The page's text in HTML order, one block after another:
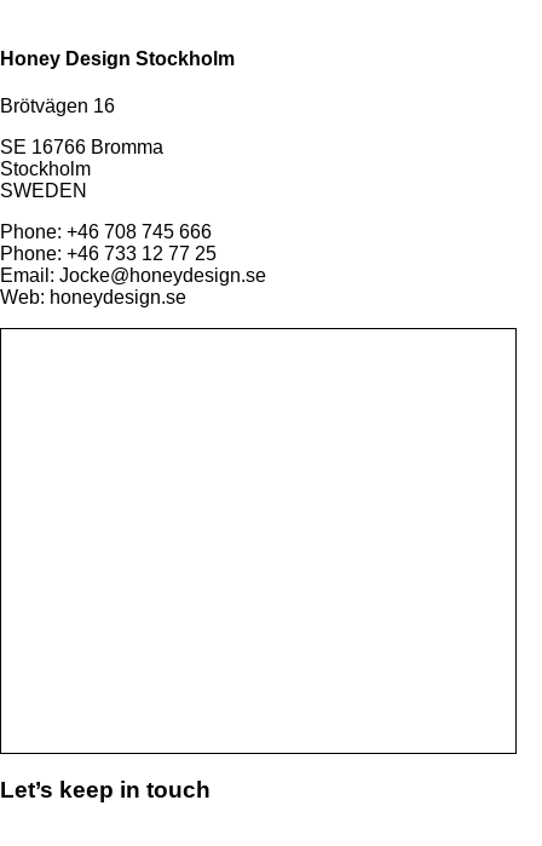
Honey Design Stockholm
Brötvägen 16
SE 16766 Bromma
Stockholm
SWEDEN
Phone: +46 708 745 666
Phone: +46 733 12 77 25
Email: Jocke@honeydesign.se
Web: honeydesign.se
Let’s keep in touch